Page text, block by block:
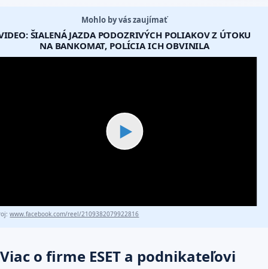
Mohlo by vás zaujímať
ŠIALENÁ JAZDA PODOZRIVÝCH POLIAKOV Z ÚTOKU
NA BANKOMAT, POLÍCIA ICH OBVINILA
▶
www.facebook.com/reel/2109382079922816
Viac o firme ESET a podnikateľovi